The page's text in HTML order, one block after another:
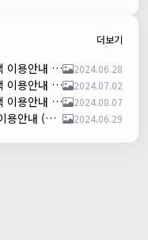
더보기
달밤 호치민 VIP 패스트트랙 이용안내 (떤션넛공항)
2024.06.28
달밤 나트랑 VIP 패스트트랙 이용안내 (깜란공항)
2024.07.02
달밤 하노이 VIP 패스트트랙 이용안내 (노이바이공항)
2024.08.07
달밤 다낭 VIP 패스트트랙 이용안내 (다낭국제공항) 2024.06.29